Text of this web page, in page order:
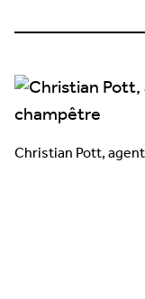
Christian Pott,